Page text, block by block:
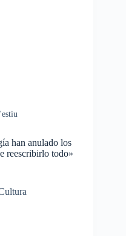
han anulado los
reescribirlo todo»